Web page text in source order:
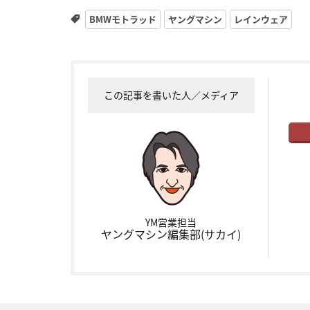
BMWモトラッド ヤングマシン レインウェア
この記事を書いた人／メディア
YM営業担当
ヤングマシン編集部(サカイ)